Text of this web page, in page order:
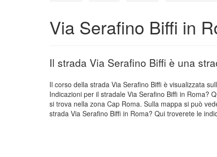
Via Serafino Biffi in
Il strada Via Serafino Biffi è una
Il corso della strada Via Serafino Biffi è visualizzata
Indicazioni per il stradale Via Serafino Biffi in Roma?
si trova nella zona Cap Roma. Sulla mappa si può
strada Via Serafino Biffi in Roma? Qui troverete le